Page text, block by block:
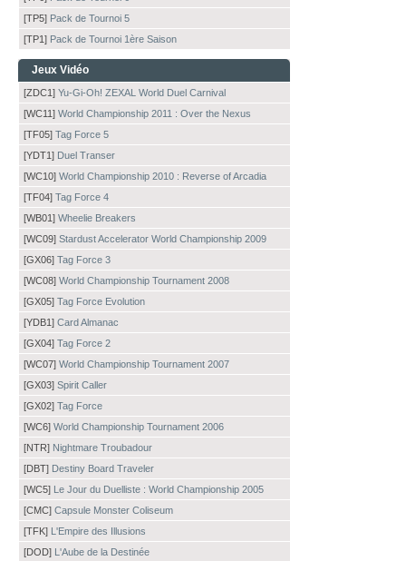
[TP5] Pack de Tournoi 5
[TP1] Pack de Tournoi 1ère Saison
Jeux Vidéo
[ZDC1] Yu-Gi-Oh! ZEXAL World Duel Carnival
[WC11] World Championship 2011 : Over the Nexus
[TF05] Tag Force 5
[YDT1] Duel Transer
[WC10] World Championship 2010 : Reverse of Arcadia
[TF04] Tag Force 4
[WB01] Wheelie Breakers
[WC09] Stardust Accelerator World Championship 2009
[GX06] Tag Force 3
[WC08] World Championship Tournament 2008
[GX05] Tag Force Evolution
[YDB1] Card Almanac
[GX04] Tag Force 2
[WC07] World Championship Tournament 2007
[GX03] Spirit Caller
[GX02] Tag Force
[WC6] World Championship Tournament 2006
[NTR] Nightmare Troubadour
[DBT] Destiny Board Traveler
[WC5] Le Jour du Duelliste : World Championship 2005
[CMC] Capsule Monster Coliseum
[TFK] L'Empire des Illusions
[DOD] L'Aube de la Destinée